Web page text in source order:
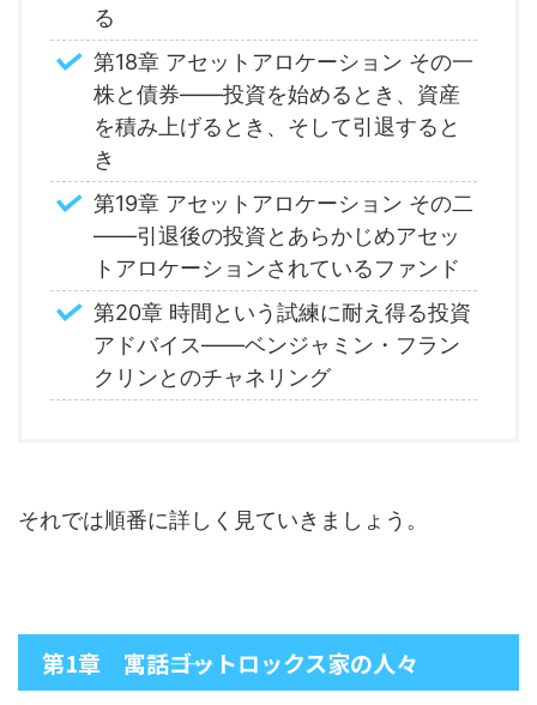
る
第18章 アセットアロケーション その一
株と債券――投資を始めるとき、資産
を積み上げるとき、そして引退すると
き
第19章 アセットアロケーション その二
――引退後の投資とあらかじめアセッ
トアロケーションされているファンド
第20章 時間という試練に耐え得る投資
アドバイス――ベンジャミン・フラン
クリンとのチャネリング
それでは順番に詳しく見ていきましょう。
第1章 寓話――ゴットロックス家の人々